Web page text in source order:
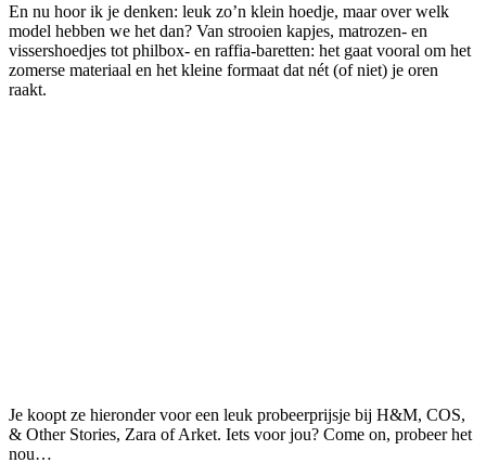
En nu hoor ik je denken: leuk zo’n klein hoedje, maar over welk
model hebben we het dan? Van strooien kapjes, matrozen- en
vissershoedjes tot philbox- en raffia-baretten: het gaat vooral om het
zomerse materiaal en het kleine formaat dat nét (of niet) je oren
raakt.
Je koopt ze hieronder voor een leuk probeerprijsje bij H&M, COS,
& Other Stories, Zara of Arket. Iets voor jou? Come on, probeer het
nou…